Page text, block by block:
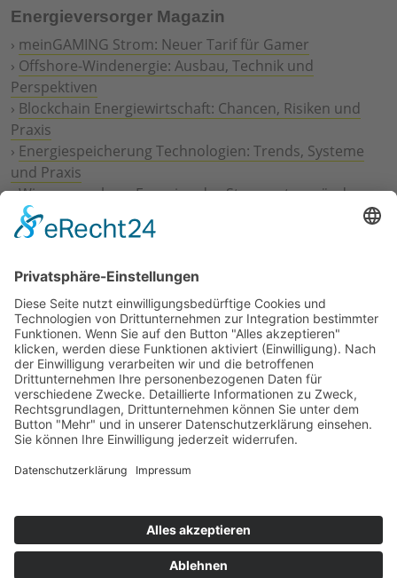
Energieversorger Magazin
› meinGAMING Strom: Neuer Tarif für Gamer
› Offshore-Windenergie: Ausbau, Technik und
Perspektiven
› Blockchain Energiewirtschaft: Chancen, Risiken und
Praxis
› Energiespeicherung Technologien: Trends, Systeme
und Praxis
›Wie erneuerbare Energien das Stromnetz verändern
Digitalisierung Energiewirtschaft: Effizienz, Netze und
Prozesse
Geschäftsmodelle
›Vorstandswechsel Westenergie: Böddeling übernimmt
befristet
›Wasserstoff-Hochlauf: Dialog, Infrastruktur und
konkrete Schritte
›Solaranlage Regenbogenfarben: FC St. Pauli und
LichtBlick installieren erste weltweite Anlage
Jetzt an der STUDIE360 teilnehmen
Wir möchten Transparenz mit einheitlichen Kriterien
kostenlose Teilnahme wichtig. Die Ergebnisse werden
umgehend nach Teilnahme und Auswertung auf
unserer Webseite zur Verfügung gestellt.